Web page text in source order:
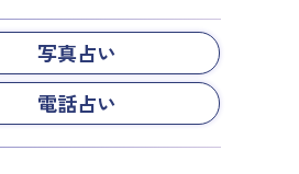
写真占い
電話占い